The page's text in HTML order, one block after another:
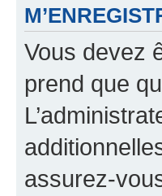
Vous devez
prend que
assurez-